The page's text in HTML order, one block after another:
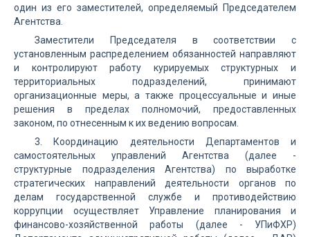
один из его заместителей, определяемый Председателем
Агентства.
Заместители Председателя в соответствии с
установленным распределением обязанностей направляют
и контролируют работу курируемых структурных и
территориальных подразделений, принимают
организационные меры, а также процессуальные и иные
решения в пределах полномочий, предоставленных
законом, по отнесенным к их ведению вопросам.
3. Координацию деятельности Департаментов и
самостоятельных управлений Агентства (далее -
структурные подразделения Агентства) по выработке
стратегических направлений деятельности органов по
делам государственной службе и противодействию
коррупции осуществляет Управление планирования и
финансово-хозяйственной работы (далее - УПиФХР)